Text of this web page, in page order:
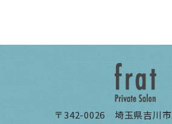
〒342-0026 埼玉県吉川